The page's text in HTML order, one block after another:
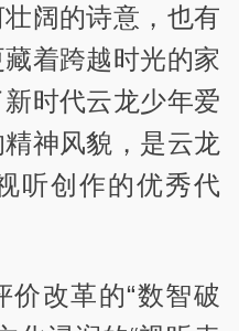
阔的诗意，也有
着跨越时光的家
时代云龙少年爱
神风貌，是云龙
听创作的优秀代
价改革的“数智破